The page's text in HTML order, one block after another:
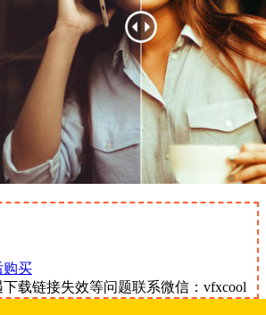
购买
载链接失效等问题联系微信：vfxcool